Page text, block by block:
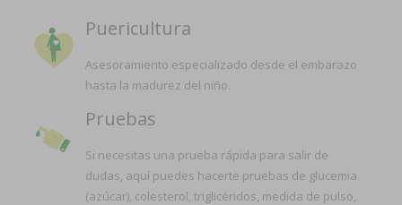
Puericultura
Asesoramiento especializado desde el embarazo
hasta la madurez del niño.
Pruebas
Si necesitas una prueba rápida para salir de
dudas, aquí puedes hacerte pruebas de glucemia
(azúcar), colesterol, triglicéridos, medida de pulso,